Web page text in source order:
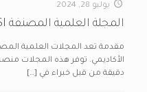
يوليو 28, 2024
المجلة العلمية المصنفة ISI
الأكاديمي. توفر هذه المجلات
دقيقة من قبل خبراء في […]